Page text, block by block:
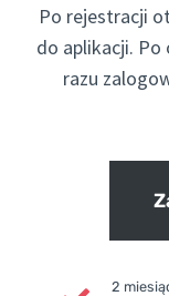
Po rejestracji
do aplikacji.
razu
2